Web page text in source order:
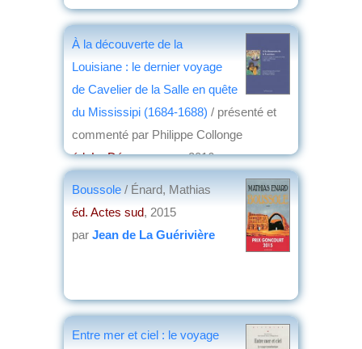
À la découverte de la
Louisiane : le dernier voyage
de Cavelier de la Salle en quête
du Mississipi (1684-1688) / présenté et
commenté par Philippe Collonge
éd. La Découvrance, 2016
Denis Vialou
Boussole / Énard, Mathias
éd. Actes sud, 2015
par Jean de La Guérivière
Entre mer et ciel : le voyage